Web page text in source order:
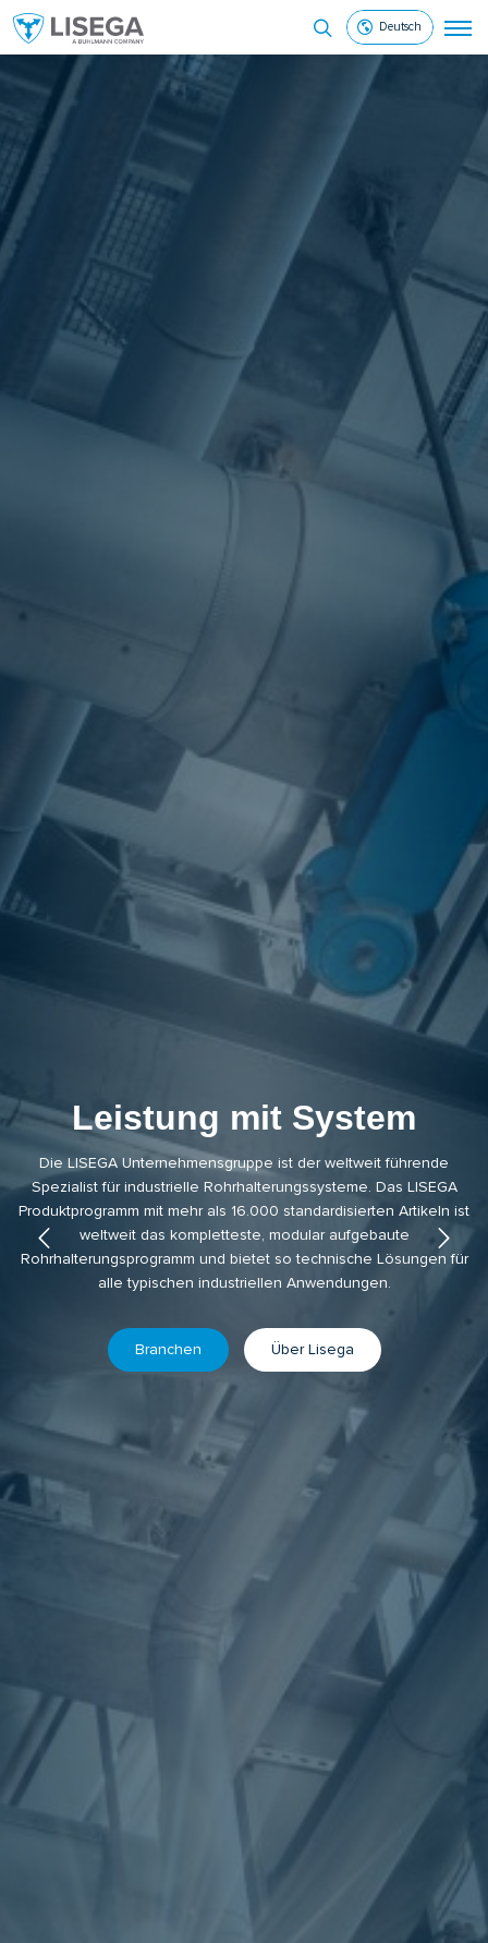
Deutsch
Leistung mit System
Die LISEGA Unternehmensgruppe ist der weltweit führende
Spezialist für industrielle Rohrhalterungssysteme. Das LISEGA
Produktprogramm mit mehr als 16.000 standardisierten Artikeln ist
weltweit das kompletteste, modular aufgebaute
Rohrhalterungsprogramm und bietet so technische Lösungen für
alle typischen industriellen Anwendungen.
Branchen Über Lisega
Previous Next